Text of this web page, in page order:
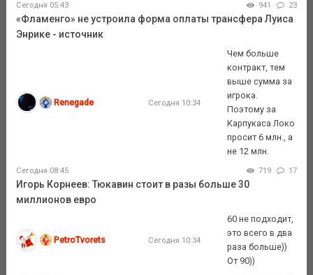
Сегодня 05:43 941 23
«Фламенго» не устроила форма оплаты трансфера Луиса
Энрике - источник
Renegade Сегодня 10:34
Чем больше
контракт, тем
выше сумма за
игрока.
Поэтому за
Карпукаса Локо
просит 6 млн., а
не 12 млн.
Сегодня 08:45 719 17
Игорь Корнеев: Тюкавин стоит в разы больше 30
миллионов евро
PetroTvorets Сегодня 10:34
60 не подходит,
это всего в два
раза больше))
От 90))